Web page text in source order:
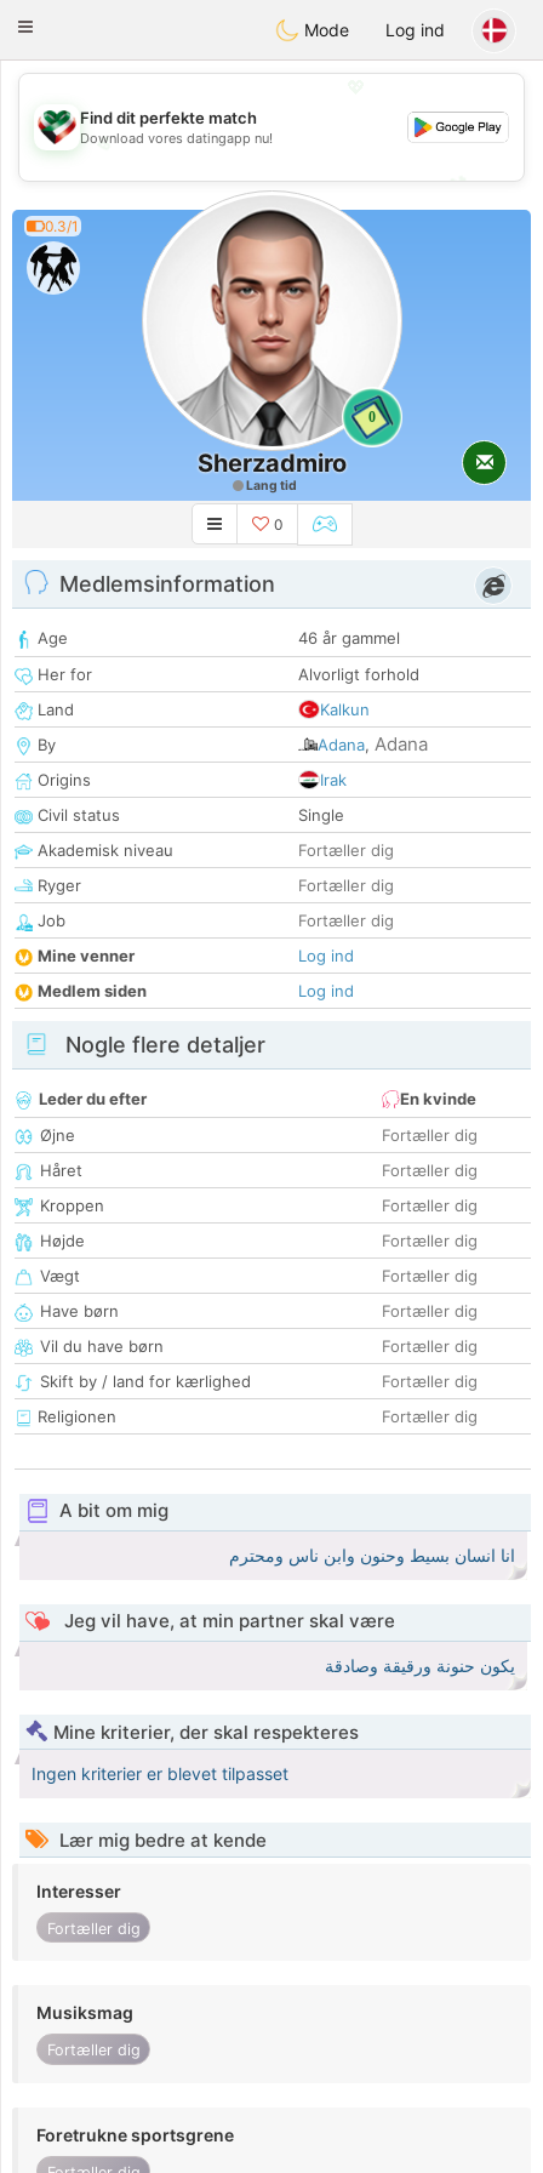
Kuwait Chat
Toggle
Mode Log ind
💖
💕
💕
Find dit perfekte match
Download vores datingapp nu!
0.3/1
0
Sherzadmiro
Lang tid
0
Medlemsinformation
Age
46 år gammel
Her for
Alvorligt forhold
Land
Kalkun
By
Adana, Adana
Origins
Irak
Civil status
Single
Akademisk niveau
Fortæller dig
Ryger
Fortæller dig
Job
Fortæller dig
Mine venner
Log ind
Medlem siden
Log ind
Nogle flere detaljer
Leder du efter
En kvinde
Øjne
Fortæller dig
Håret
Fortæller dig
Kroppen
Fortæller dig
Højde
Fortæller dig
Vægt
Fortæller dig
Have børn
Fortæller dig
Vil du have børn
Fortæller dig
Skift by / land for kærlighed
Fortæller dig
Religionen
Fortæller dig
A bit om mig
انا انسان بسيط وحنون وابن ناس ومحترم
Jeg vil have, at min partner skal være
يكون حنونة ورقيقة وصادقة
Mine kriterier, der skal respekteres
Ingen kriterier er blevet tilpasset
Lær mig bedre at kende
Interesser
Fortæller dig
Musiksmag
Fortæller dig
Foretrukne sportsgrene